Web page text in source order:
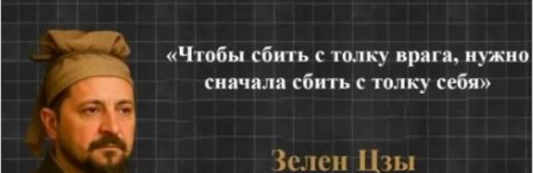
области